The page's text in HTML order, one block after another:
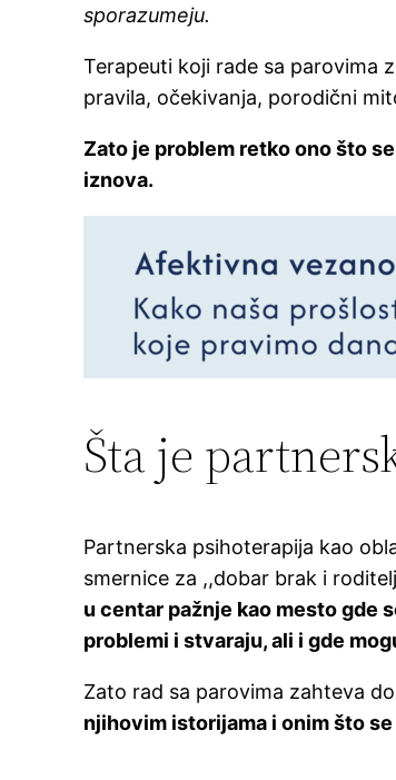
sporazumeju.
Terapeuti koji rade sa parovima
pravila, očekivanja, porodični
Zato je problem retko ono što
iznova.
Šta je
Partnerska psihoterapija kao
smernice za ,,dobar brak i
u centar pažnje kao mesto gde
problemi i stvaraju, ali i gde
Zato rad sa parovima zahteva
njihovim istorijama i onim što